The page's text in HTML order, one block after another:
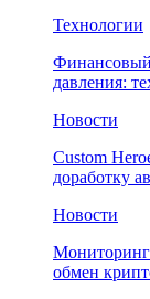
Технологии
Финансовый
давления:
Новости
Custom
доработку
Новости
обмен